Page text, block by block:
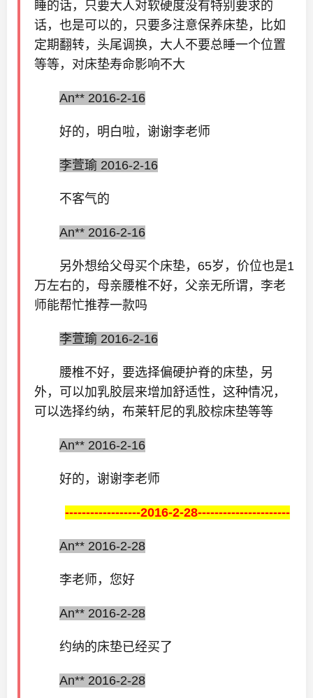
睡的话，只要大人对软硬度没有特别要求的
话，也是可以的，只要多注意保养床垫，比如
定期翻转，头尾调换，大人不要总睡一个位置
等等，对床垫寿命影响不大
An** 2016-2-16
好的，明白啦，谢谢李老师
李萱瑜 2016-2-16
不客气的
An** 2016-2-16
另外想给父母买个床垫，65岁，价位也是1
万左右的，母亲腰椎不好，父亲无所谓，李老
师能帮忙推荐一款吗
李萱瑜 2016-2-16
腰椎不好，要选择偏硬护脊的床垫，另
外，可以加乳胶层来增加舒适性，这种情况，
可以选择约纳，布莱轩尼的乳胶棕床垫等等
An** 2016-2-16
好的，谢谢李老师
------------------2016-2-28----------------------
An** 2016-2-28
李老师，您好
An** 2016-2-28
约纳的床垫已经买了
An** 2016-2-28